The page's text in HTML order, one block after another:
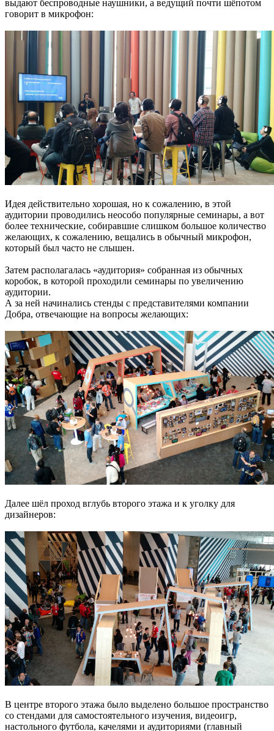
выдают беспроводные наушники, а ведущий почти шёпотом
говорит в микрофон:
Идея действительно хорошая, но к сожалению, в этой
аудитории проводились неособо популярные семинары, а вот
более технические, собиравшие слишком большое количество
желающих, к сожалению, вещались в обычный микрофон,
который был часто не слышен.
Затем располагалась «аудитория» собранная из обычных
коробок, в которой проходили семинары по увеличению
аудитории.
А за ней начинались стенды с представителями компании
Добра, отвечающие на вопросы желающих:
Далее шёл проход вглубь второго этажа и к уголку для
дизайнеров:
В центре второго этажа было выделено большое пространство
со стендами для самостоятельного изучения, видеоигр,
настольного футбола, качелями и аудиториями (главный